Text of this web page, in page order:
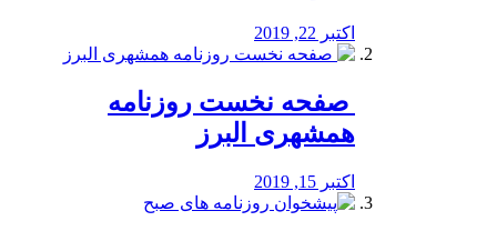
اکتبر 22, 2019
️ صفحه نخست روزنامه‌
همشهری البرز
اکتبر 15, 2019